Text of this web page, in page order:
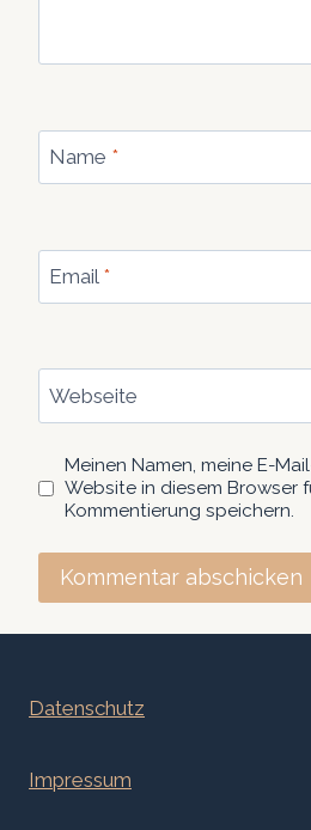
Name *
Email *
Webseite
Meinen Namen, meine E-
Website in diesem Browser
Kommentierung speichern.
Datenschutz
Impressum